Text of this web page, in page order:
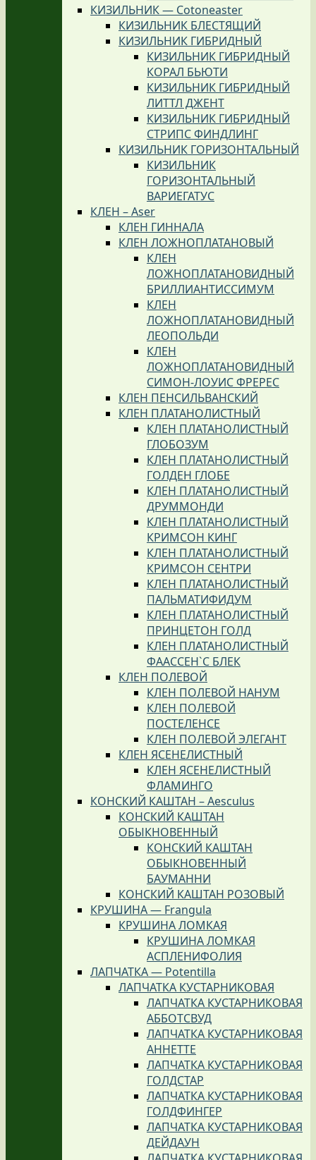
КИЗИЛЬНИК — Cotoneaster
КИЗИЛЬНИК БЛЕСТЯЩИЙ
КИЗИЛЬНИК ГИБРИДНЫЙ
КИЗИЛЬНИК ГИБРИДНЫЙ
КОРАЛ БЬЮТИ
КИЗИЛЬНИК ГИБРИДНЫЙ
ЛИТТЛ ДЖЕНТ
КИЗИЛЬНИК ГИБРИДНЫЙ
СТРИПС ФИНДЛИНГ
КИЗИЛЬНИК ГОРИЗОНТАЛЬНЫЙ
КИЗИЛЬНИК
ГОРИЗОНТАЛЬНЫЙ
ВАРИЕГАТУС
КЛЕН – Aser
КЛЕН ГИННАЛА
КЛЕН ЛОЖНОПЛАТАНОВЫЙ
КЛЕН
ЛОЖНОПЛАТАНОВИДНЫЙ
БРИЛЛИАНТИССИМУМ
КЛЕН
ЛОЖНОПЛАТАНОВИДНЫЙ
ЛЕОПОЛЬДИ
КЛЕН
ЛОЖНОПЛАТАНОВИДНЫЙ
СИМОН-ЛОУИС ФРЕРЕС
КЛЕН ПЕНСИЛЬВАНСКИЙ
КЛЕН ПЛАТАНОЛИСТНЫЙ
КЛЕН ПЛАТАНОЛИСТНЫЙ
ГЛОБОЗУМ
КЛЕН ПЛАТАНОЛИСТНЫЙ
ГОЛДЕН ГЛОБЕ
КЛЕН ПЛАТАНОЛИСТНЫЙ
ДРУММОНДИ
КЛЕН ПЛАТАНОЛИСТНЫЙ
КРИМСОН КИНГ
КЛЕН ПЛАТАНОЛИСТНЫЙ
КРИМСОН СЕНТРИ
КЛЕН ПЛАТАНОЛИСТНЫЙ
ПАЛЬМАТИФИДУМ
КЛЕН ПЛАТАНОЛИСТНЫЙ
ПРИНЦЕТОН ГОЛД
КЛЕН ПЛАТАНОЛИСТНЫЙ
ФААССЕН`С БЛЕК
КЛЕН ПОЛЕВОЙ
КЛЕН ПОЛЕВОЙ НАНУМ
КЛЕН ПОЛЕВОЙ
ПОСТЕЛЕНСЕ
КЛЕН ПОЛЕВОЙ ЭЛЕГАНТ
КЛЕН ЯСЕНЕЛИСТНЫЙ
КЛЕН ЯСЕНЕЛИСТНЫЙ
ФЛАМИНГО
КОНСКИЙ КАШТАН – Aesculus
КОНСКИЙ КАШТАН
ОБЫКНОВЕННЫЙ
КОНСКИЙ КАШТАН
ОБЫКНОВЕННЫЙ
БАУМАННИ
КОНСКИЙ КАШТАН РОЗОВЫЙ
КРУШИНА — Frangula
КРУШИНА ЛОМКАЯ
КРУШИНА ЛОМКАЯ
АСПЛЕНИФОЛИЯ
ЛАПЧАТКА — Potentilla
ЛАПЧАТКА КУСТАРНИКОВАЯ
ЛАПЧАТКА КУСТАРНИКОВАЯ
АББОТСВУД
ЛАПЧАТКА КУСТАРНИКОВАЯ
АННЕТТЕ
ЛАПЧАТКА КУСТАРНИКОВАЯ
ГОЛДСТАР
ЛАПЧАТКА КУСТАРНИКОВАЯ
ГОЛДФИНГЕР
ЛАПЧАТКА КУСТАРНИКОВАЯ
ДЕЙДАУН